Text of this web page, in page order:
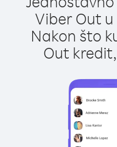
Viber Out
Nakon što
Out